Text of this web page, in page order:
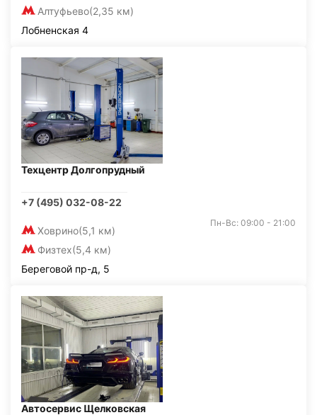
Алтуфьево(2,35 км)
Лобненская 4
Техцентр Долгопрудный
+7 (495) 032-08-22
Ховрино(5,1 км)
Физтех(5,4 км)
Пн-Вс: 09:00 - 21:00
Береговой пр-д, 5
Автосервис Щелковская